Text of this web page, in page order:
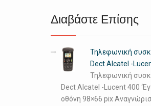
Διαβάστε Επίσης
Τηλεφωνική
Dect Alcatel -
Τηλεφωνική
Dect Alcatel -Lucent 400
οθόνη 98×66 pix